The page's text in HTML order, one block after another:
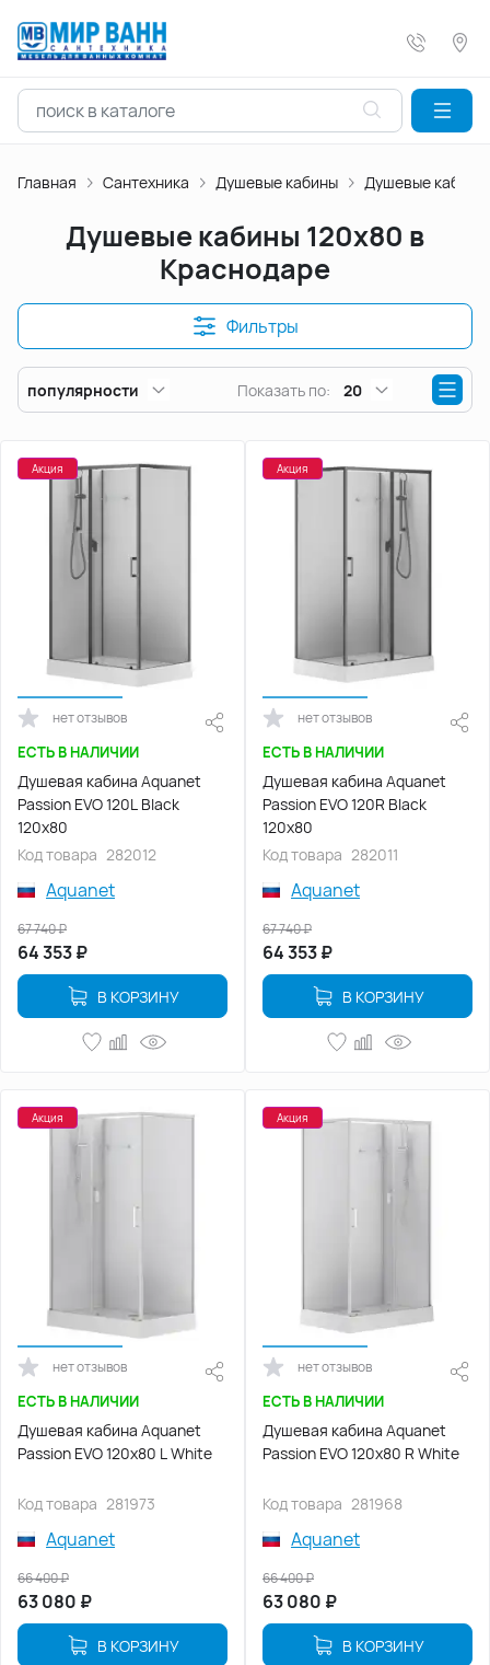
Главная Сантехника Душевые кабины Душевые кабины
Душевые кабины 120х80 в
Краснодаре
Фильтры
популярности Показать по: 20
Акция
нет отзывов
ЕСТЬ В НАЛИЧИИ
Душевая кабина Aquanet
Passion EVO 120L Black
120x80
Код товара 282012
Aquanet
64 353₽
67 740₽
В КОРЗИНУ
Акция
нет отзывов
ЕСТЬ В НАЛИЧИИ
Душевая кабина Aquanet
Passion EVO 120R Black
120x80
Код товара 282011
Aquanet
64 353₽
67 740₽
В КОРЗИНУ
Акция
нет отзывов
ЕСТЬ В НАЛИЧИИ
Душевая кабина Aquanet
Passion EVO 120x80 L White
Код товара 281973
Aquanet
63 080 ₽
66 400₽
В КОРЗИНУ
Акция
нет отзывов
ЕСТЬ В НАЛИЧИИ
Душевая кабина Aquanet
Passion EVO 120x80 R White
Код товара 281968
Aquanet
63 080 ₽
66 400₽
В КОРЗИНУ